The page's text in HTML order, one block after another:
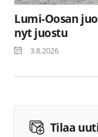
Lumi-Oosan
nyt juostu
3.8.2026
Tilaa